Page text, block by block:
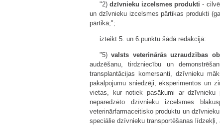
"2)dzīvnieku izcelsmes produkti -
un dzīvnieku izcelsmes pārtikas produkti
pārtikā;";
izteikt 5. un 6.punktu šādā redakcijā:
"5)valsts veterinārās uzraudzības
audzēšanu, tirdzniecību un
transplantācijas komersanti, dzīvnieku
pakalpojumu sniedzēji, eksperimentos un
vietas, kur notiek pasākumi ar dzīvnieku
neparedzēto dzīvnieku izcelsmes
veterinārfarmaceitisko produktu un
speciālie dzīvnieku transportēšanas